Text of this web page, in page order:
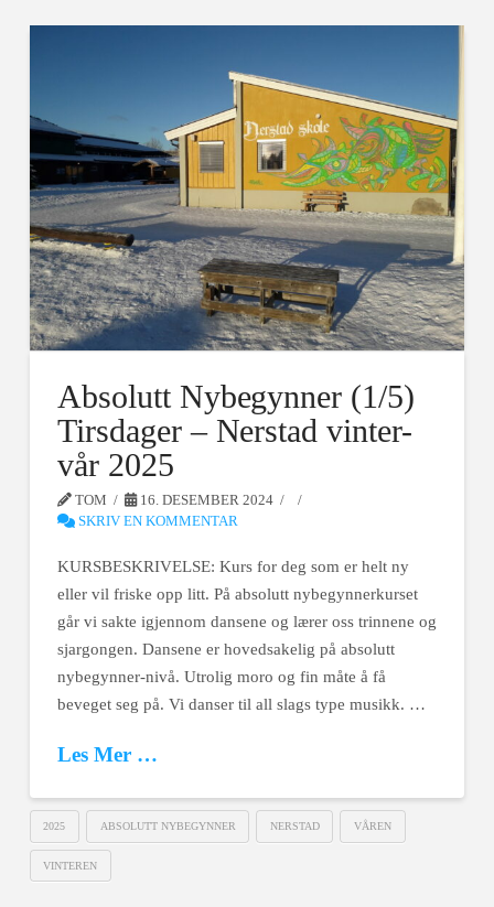
Absolutt Nybegynner (1/5)
Tirsdager – Nerstad vinter-
vår 2025
TOM
16. DESEMBER 2024
SKRIV EN KOMMENTAR
KURSBESKRIVELSE: Kurs for deg som er helt ny
eller vil friske opp litt. På absolutt nybegynnerkurset
går vi sakte igjennom dansene og lærer oss trinnene og
sjargongen. Dansene er hovedsakelig på absolutt
nybegynner-nivå. Utrolig moro og fin måte å få
beveget seg på. Vi danser til all slags type musikk. …
Les Mer …
2025 ABSOLUTT NYBEGYNNER NERSTAD VÅREN
VINTEREN